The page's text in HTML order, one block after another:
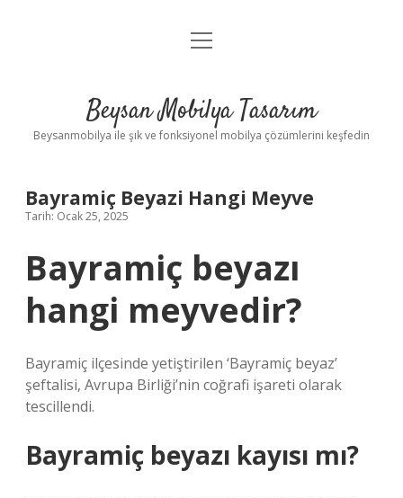
Anasayfa
Yasal Uyarı
menüyü
Beysan Mobilya Tasarım
Beysanmobilya ile şık ve fonksiyonel mobilya çözümlerini keşfedin
Bayramiç Beyazi Hangi Meyve
Tarih: Ocak 25, 2025
Bayramiç beyazı
hangi meyvedir?
Bayramiç ilçesinde yetiştirilen ‘Bayramiç beyaz’
şeftalisi, Avrupa Birliği’nin coğrafi işareti olarak
tescillendi.
Bayramiç beyazı kayısı mı?